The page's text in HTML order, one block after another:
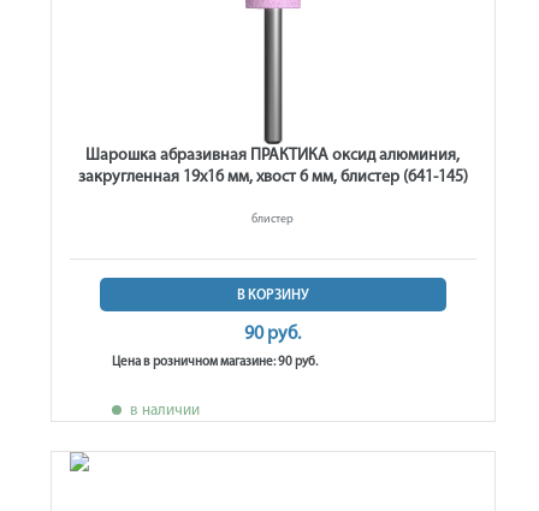
Шарошка абразивная ПРАКТИКА оксид алюминия,
закругленная 19х16 мм, хвост 6 мм, блистер (641-145)
блистер
В КОРЗИНУ
90 руб.
Цена в розничном магазине: 90 руб.
в наличии